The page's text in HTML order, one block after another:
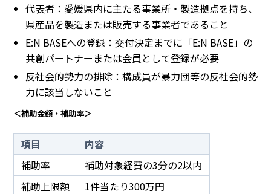
代表者：愛媛県内に主たる事業所・製造拠点を持ち、
県産品を製造または販売する事業者であること
E:N BASEへの登録：交付決定までに「E:N BASE」の
共創パートナーまたは会員として登録が必要
反社会的勢力の排除：構成員が暴力団等の反社会的勢
力に該当しないこと
＜補助金額・補助率＞
項目
内容
補助率
補助対象経費の3分の2以内
補助上限額
1件当たり300万円